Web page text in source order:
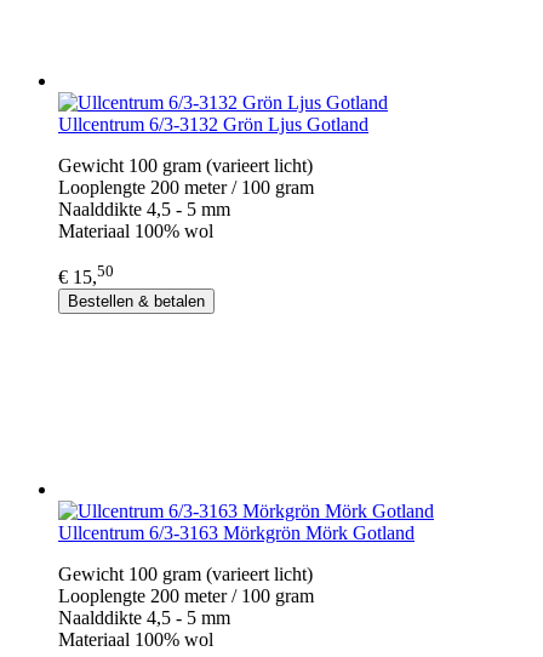
Ullcentrum 6/3-3132 Grön Ljus Gotland
Gewicht 100 gram (varieert licht)
Looplengte 200 meter / 100 gram
Naalddikte 4,5 - 5 mm
Materiaal 100% wol
€ 15,50
Bestellen & betalen
Ullcentrum 6/3-3163 Mörkgrön Mörk Gotland
Gewicht 100 gram (varieert licht)
Looplengte 200 meter / 100 gram
Naalddikte 4,5 - 5 mm
Materiaal 100% wol